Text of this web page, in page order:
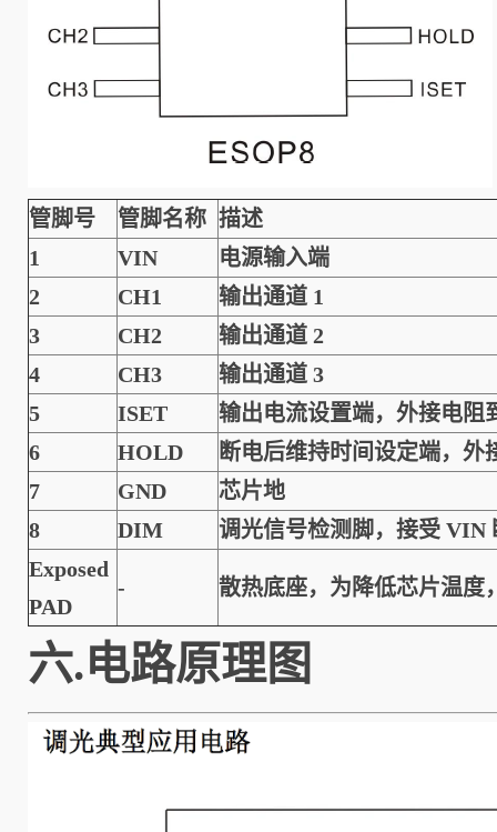
管脚号 管脚名称 描述
1
VIN
电源输入端
2
CH1
输出通道 1
3
CH2
输出通道 2
4
CH3
输出通道 3
5
ISET
输出电流设置端，外接电阻
6
HOLD
断电后维持时间设定端，外
7
GND
芯片地
8
DIM
调光信号检测脚，接受 VIN
Exposed
PAD
- 散热底座，为降低芯片温度
六.电路原理图